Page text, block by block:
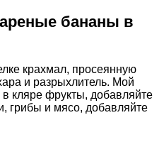
бананы в
крахмал, просеянную
и разрыхлитель. Мой
в кляре фрукты, добавляйте
грибы и мясо, добавляйте